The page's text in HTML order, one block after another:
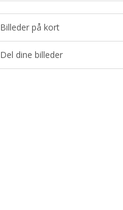
Billeder på kort
Del dine billeder